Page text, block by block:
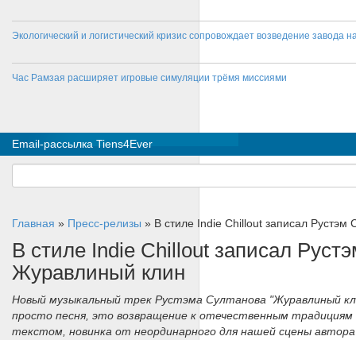
Экологический и логистический кризис сопровождает возведение завода
Час Рамзая расширяет игровые симуляции трёмя миссиями
Email-рассылка Tiens4Ever
Главная » Пресс-релизы » В стиле Indie Chillout записал
В стиле Indie Chillout записал
Журавлиный клин
Новый музыкальный трек Рустэма Султанова "Журавлиный
просто песня, это возвращение к отечественным
текстом, новинка от неординарного для нашей сцены